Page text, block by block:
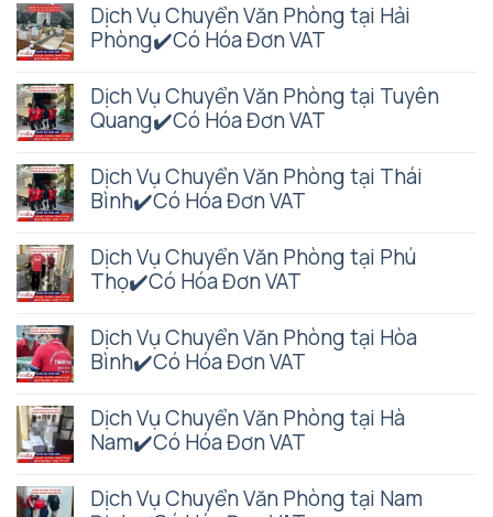
Dịch Vụ Chuyển Văn Phòng tại Hải
Phòng✔️Có Hóa Đơn VAT
Dịch Vụ Chuyển Văn Phòng tại Tuyên
Quang✔️Có Hóa Đơn VAT
Dịch Vụ Chuyển Văn Phòng tại Thái
Bình✔️Có Hóa Đơn VAT
Dịch Vụ Chuyển Văn Phòng tại Phú
Thọ✔️Có Hóa Đơn VAT
Dịch Vụ Chuyển Văn Phòng tại Hòa
Bình✔️Có Hóa Đơn VAT
Dịch Vụ Chuyển Văn Phòng tại Hà
Nam✔️Có Hóa Đơn VAT
Dịch Vụ Chuyển Văn Phòng tại Nam